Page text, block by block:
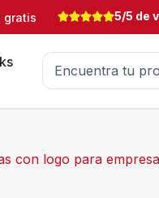
gratis 5/5 de
con logo para